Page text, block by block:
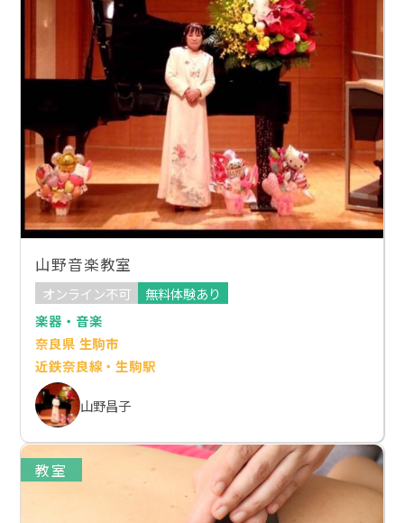
山野音楽教室
オンライン不可
無料体験あり
楽器・音楽
奈良県 生駒市
近鉄奈良線・生駒駅
山野昌子
教室